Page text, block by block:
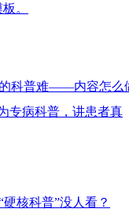
。
科普难——内容怎么
专病科普，讲患者真
核科普”没人看？